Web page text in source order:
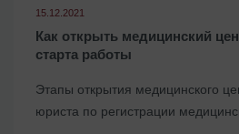
15.12.2021
Как открыть медицинский
старта работы
Этапы открытия медицинского
юриста по регистрации